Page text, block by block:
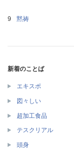
黙祷
新着のことば
エキスポ
図々しい
超加工食品
テスクリアル
頭身